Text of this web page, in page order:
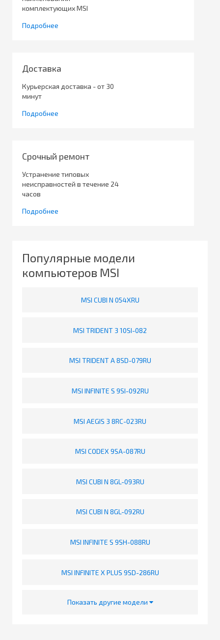
комплектующих MSI
Подробнее
Доставка
Курьерская доставка - от 30
минут
Подробнее
Срочный ремонт
Устранение типовых
неисправностей в течение 24
часов
Подробнее
Популярные модели
компьютеров MSI
MSI CUBI N 054XRU
MSI TRIDENT 3 10SI-082
MSI TRIDENT A 8SD-079RU
MSI INFINITE S 9SI-092RU
MSI AEGIS 3 8RC-023RU
MSI CODEX 9SA-087RU
MSI CUBI N 8GL-093RU
MSI CUBI N 8GL-092RU
MSI INFINITE S 9SH-088RU
MSI INFINITE X PLUS 9SD-286RU
Показать другие модели